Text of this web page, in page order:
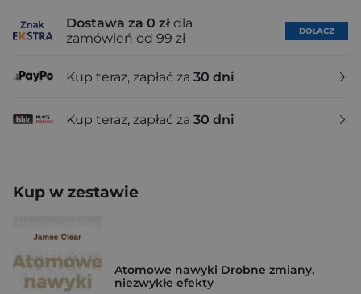
Dostawa za 0 zł dla
zamówień od 99 zł
DOŁĄCZ
Kup teraz, zapłać za 30 dni
Kup teraz, zapłać za 30 dni
Kup w zestawie
Atomowe nawyki Drobne zmiany,
niezwykłe efekty